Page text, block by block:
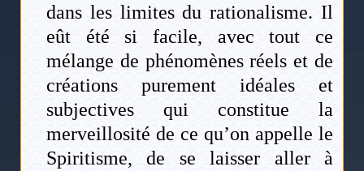
dans les limites du rationalisme. Il
eût été si facile, avec tout ce
mélange de phénomènes réels et de
créations purement idéales et
subjectives qui constitue la
merveillosité de ce qu’on appelle le
Spiritisme, de se laisser aller à